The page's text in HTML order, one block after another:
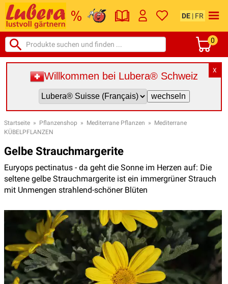
DE | FR
0
X
Willkommen bei Lubera® Schweiz
Startseite » Pflanzenshop » Mediterrane Pflanzen » Mediterrane
KÜBELPFLANZEN
Gelbe Strauchmargerite
Euryops pectinatus - da geht die Sonne im Herzen auf: Die
seltene gelbe Strauchmargerite ist ein immergrüner Strauch
mit Unmengen strahlend-schöner Blüten